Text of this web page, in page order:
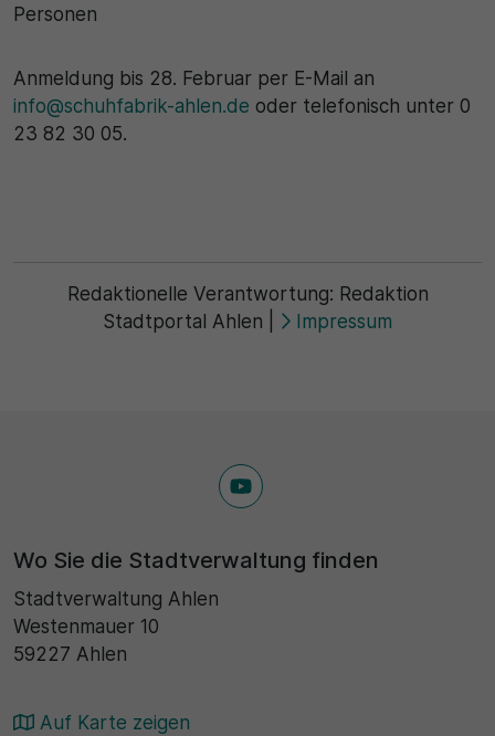
Personen
Anmeldung bis 28. Februar per E-Mail an
info@schuhfabrik-ahlen.de oder telefonisch unter 0
23 82 30 05.
Redaktionelle Verantwortung: Redaktion
Stadtportal Ahlen
Impressum
Wo Sie die Stadtverwaltung finden
Stadtverwaltung Ahlen
Westenmauer 10
59227 Ahlen
Auf Karte zeigen